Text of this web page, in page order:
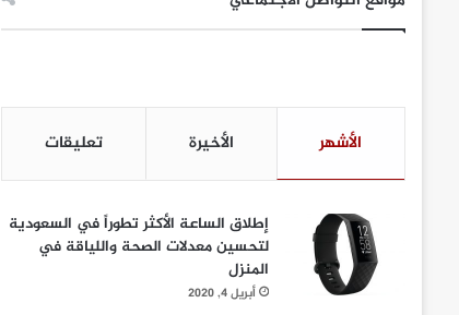
الأشهر الأخيرة تعليقات
إطلاق الساعة الأكثر تطوراً في السعودية
لتحسين معدلات الصحة واللياقة في
المنزل
أبريل 4, 2020